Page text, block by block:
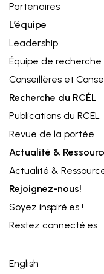
Partenaires
L’équipe
Leadership⁠
Équipe de
Conseillères et
Recherche du RCÉL
Publications du RCÉL
Revue de la portée
Actualité &
Actualité &
Rejoignez-nous!
Soyez inspiré.es !
Restez connecté.es
English